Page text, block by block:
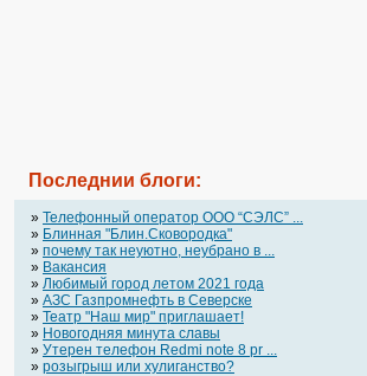
Последнии блоги:
» Телефонный оператор OOO “СЭЛС” ...
» Блинная "Блин.Сковородка"
» почему так неуютно, неубрано в ...
» Вакансия
» Любимый город летом 2021 года
» АЗС Газпромнефть в Северске
» Театр "Наш мир" приглашает!
» Новогодняя минута славы
» Утерен телефон Redmi note 8 pr ...
» розыгрыш или хулиганство?